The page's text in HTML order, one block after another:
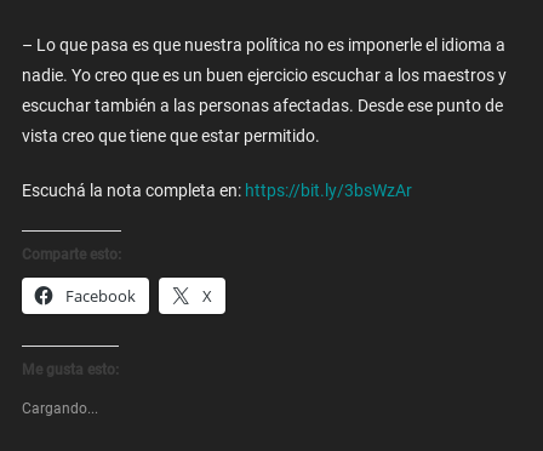
– Lo que pasa es que nuestra política no es imponerle el idioma a
nadie. Yo creo que es un buen ejercicio escuchar a los maestros y
escuchar también a las personas afectadas. Desde ese punto de
vista creo que tiene que estar permitido.
Escuchá la nota completa en: https://bit.ly/3bsWzAr
Comparte esto:
Facebook X
Me gusta esto:
Cargando...